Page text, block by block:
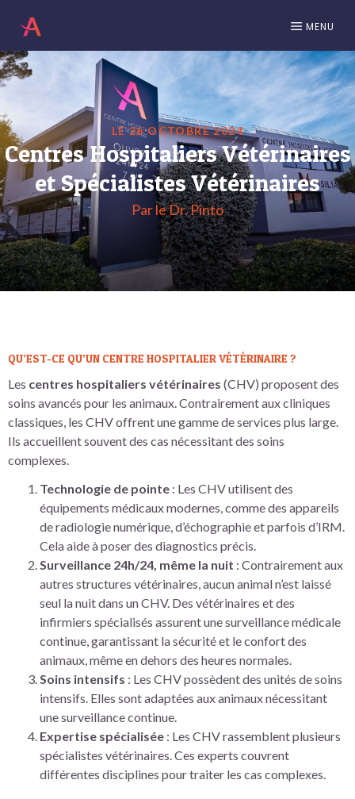
MENU
LE 26 OCTOBRE 2024
Centres Hospitaliers Vétérinaires
et Spécialistes Vétérinaires
Par le Dr. Pinto
QU’EST-CE QU’UN CENTRE HOSPITALIER VÉTÉRINAIRE ?
Les centres hospitaliers vétérinaires (CHV) proposent des
soins avancés pour les animaux. Contrairement aux cliniques
classiques, les CHV offrent une gamme de services plus large.
Ils accueillent souvent des cas nécessitant des soins
complexes.
Technologie de pointe : Les CHV utilisent des
équipements médicaux modernes, comme des appareils
de radiologie numérique, d’échographie et parfois d’IRM.
Cela aide à poser des diagnostics précis.
Surveillance 24h/24, même la nuit : Contrairement aux
autres structures vétérinaires, aucun animal n’est laissé
seul la nuit dans un CHV. Des vétérinaires et des
infirmiers spécialisés assurent une surveillance médicale
continue, garantissant la sécurité et le confort des
animaux, même en dehors des heures normales.
Soins intensifs : Les CHV possèdent des unités de soins
intensifs. Elles sont adaptées aux animaux nécessitant
une surveillance continue.
Expertise spécialisée : Les CHV rassemblent plusieurs
spécialistes vétérinaires. Ces experts couvrent
différentes disciplines pour traiter les cas complexes.